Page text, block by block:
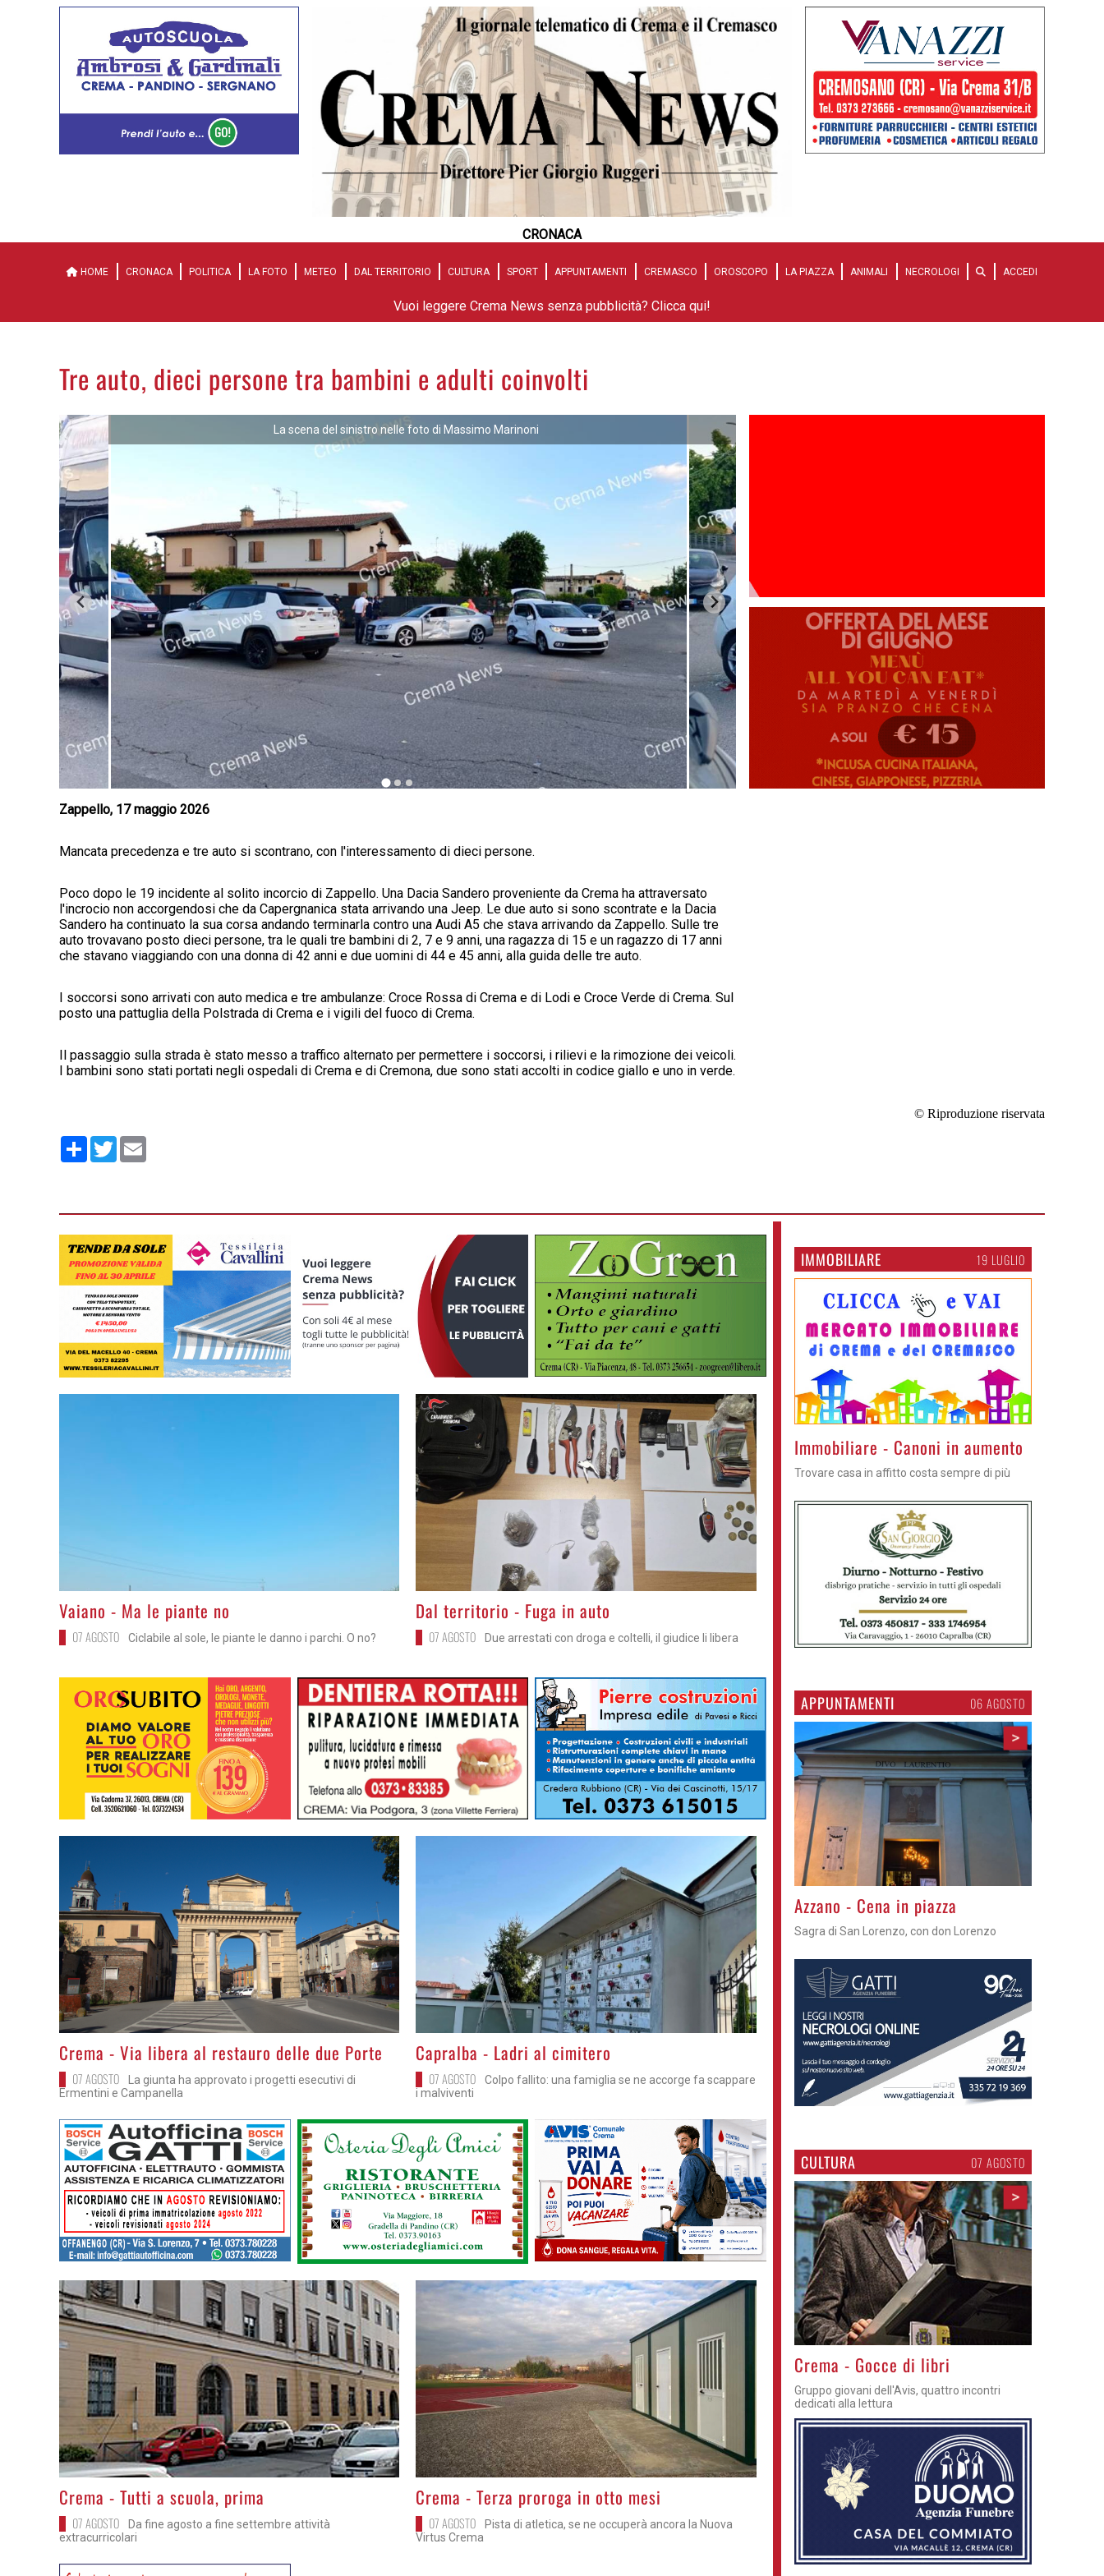
CRONACA
HOME CRONACA POLITICA LA FOTO METEO DAL TERRITORIO CULTURA SPORT APPUNTAMENTI CREMASCO OROSCOPO LA PIAZZA ANIMALI NECROLOGI ACCEDI
Vuoi leggere Crema News senza pubblicità? Clicca qui!
Tre auto, dieci persone tra bambini e adulti coinvolti
La scena del sinistro nelle foto di Massimo Marinoni
Zappello, 17 maggio 2026
Mancata precedenza e tre auto si scontrano, con l'interessamento di dieci persone.
Poco dopo le 19 incidente al solito incorcio di Zappello. Una Dacia Sandero proveniente da Crema ha attraversato
l'incrocio non accorgendosi che da Capergnanica stata arrivando una Jeep. Le due auto si sono scontrate e la Dacia
Sandero ha continuato la sua corsa andando terminarla contro una Audi A5 che stava arrivando da Zappello. Sulle tre
auto trovavano posto dieci persone, tra le quali tre bambini di 2, 7 e 9 anni, una ragazza di 15 e un ragazzo di 17 anni
che stavano viaggiando con una donna di 42 anni e due uomini di 44 e 45 anni, alla guida delle tre auto.
I soccorsi sono arrivati con auto medica e tre ambulanze: Croce Rossa di Crema e di Lodi e Croce Verde di Crema. Sul
posto una pattuglia della Polstrada di Crema e i vigili del fuoco di Crema.
Il passaggio sulla strada è stato messo a traffico alternato per permettere i soccorsi, i rilievi e la rimozione dei veicoli.
I bambini sono stati portati negli ospedali di Crema e di Cremona, due sono stati accolti in codice giallo e uno in verde.
© Riproduzione riservata
Condividi
Twitter
>
Vaiano - Ma le piante no
07 AGOSTO Ciclabile al sole, le piante le danno i parchi. O no?
>
Dal territorio - Fuga in auto
07 AGOSTO Due arrestati con droga e coltelli, il giudice li libera
>
Crema - Via libera al restauro delle due Porte
07 AGOSTO
La giunta ha approvato i progetti esecutivi di
Ermentini e Campanella
>
Capralba - Ladri al cimitero
07 AGOSTO
Colpo fallito: una famiglia se ne accorge fa scappare
i malviventi
>
Crema - Tutti a scuola, prima
07 AGOSTO
Da fine agosto a fine settembre attività
extracurricolari
>
Crema - Terza proroga in otto mesi
07 AGOSTO
Pista di atletica, se ne occuperà ancora la Nuova
Virtus Crema
IMMOBILIARE 19 LUGLIO
>Immobiliare - Canoni in aumento
Trovare casa in affitto costa sempre di più
APPUNTAMENTI 06 AGOSTO
>
Gli appuntamenti fino a sabato
Cosa fare questi giorni nel Cremasco
CULTURA 07 AGOSTO
>
Crema - Gocce di libri
Gruppo giovani dell'Avis, quattro incontri
dedicati alla lettura